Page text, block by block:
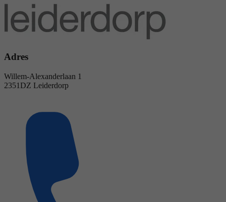
Adres
Willem-Alexanderlaan 1
2351DZ Leiderdorp